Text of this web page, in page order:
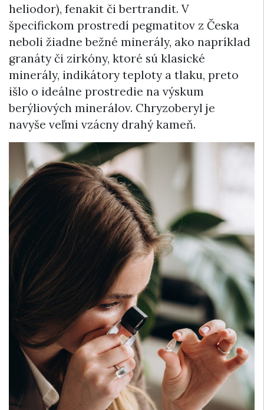
heliodor), fenakit či bertrandit. V
špecifickom prostredí pegmatitov z Česka
neboli žiadne bežné minerály, ako napríklad
granáty či zirkóny, ktoré sú klasické
minerály, indikátory teploty a tlaku, preto
išlo o ideálne prostredie na výskum
berýliových minerálov. Chryzoberyl je
navyše veľmi vzácny drahý kameň.